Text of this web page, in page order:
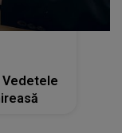
Vedetele